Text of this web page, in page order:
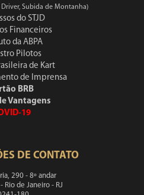
Subida de Montanha)
do STJD
Financeiros
da ABPA
Pilotos
de Kart
de Imprensa
BRB
Vantagens
19
DE CONTATO
290 - 8º andar
Rio de Janeiro - RJ